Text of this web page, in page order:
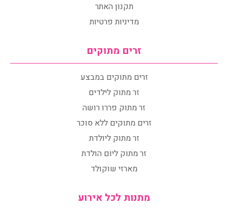
תקנון האתר
מדיניות פרטיות
זרים מתוקים
זרים מתוקים במבצע
זר מתוק לילדים
זר מתוק פררו רושה
זרים מתוקים ללא סוכר
זר מתוק ליולדת
זר מתוק ליום הולדת
מארזי שוקולד
מתנות לכל אירוע